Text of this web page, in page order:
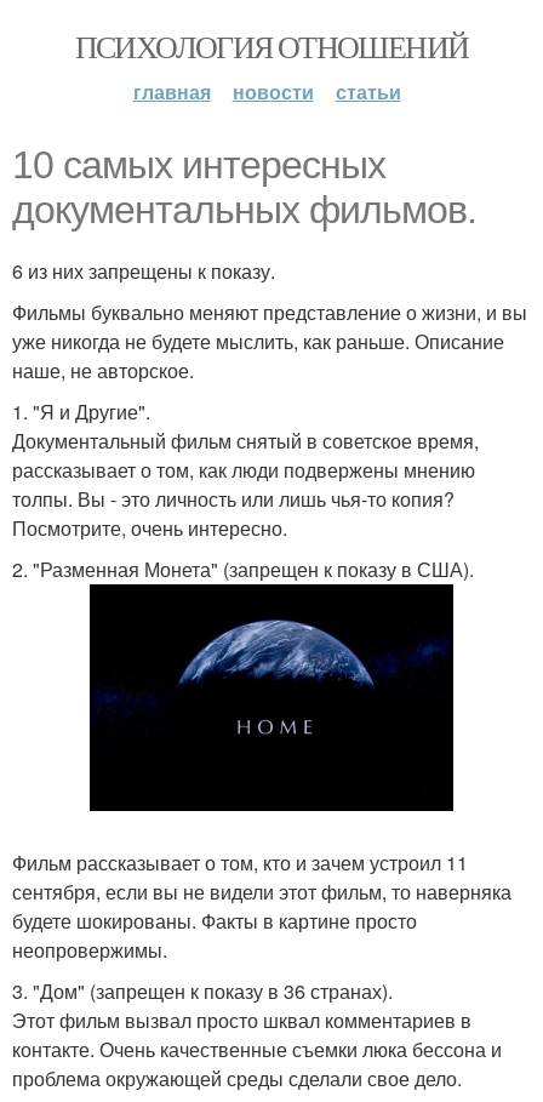
ПСИХОЛОГИЯ ОТНОШЕНИЙ
главная новости статьи
10 самых интересных
документальных фильмов.
6 из них запрещены к показу.
Фильмы буквально меняют представление о жизни, и вы
уже никогда не будете мыслить, как раньше. Описание
наше, не авторское.
1. "Я и Другие".
Документальный фильм снятый в советское время,
рассказывает о том, как люди подвержены мнению
толпы. Вы - это личность или лишь чья-то копия?
Посмотрите, очень интересно.
2. "Разменная Монета" (запрещен к показу в США).
Фильм рассказывает о том, кто и зачем устроил 11
сентября, если вы не видели этот фильм, то наверняка
будете шокированы. Факты в картине просто
неопровержимы.
3. "Дом" (запрещен к показу в 36 странах).
Этот фильм вызвал просто шквал комментариев в
контакте. Очень качественные съемки люка бессона и
проблема окружающей среды сделали свое дело.